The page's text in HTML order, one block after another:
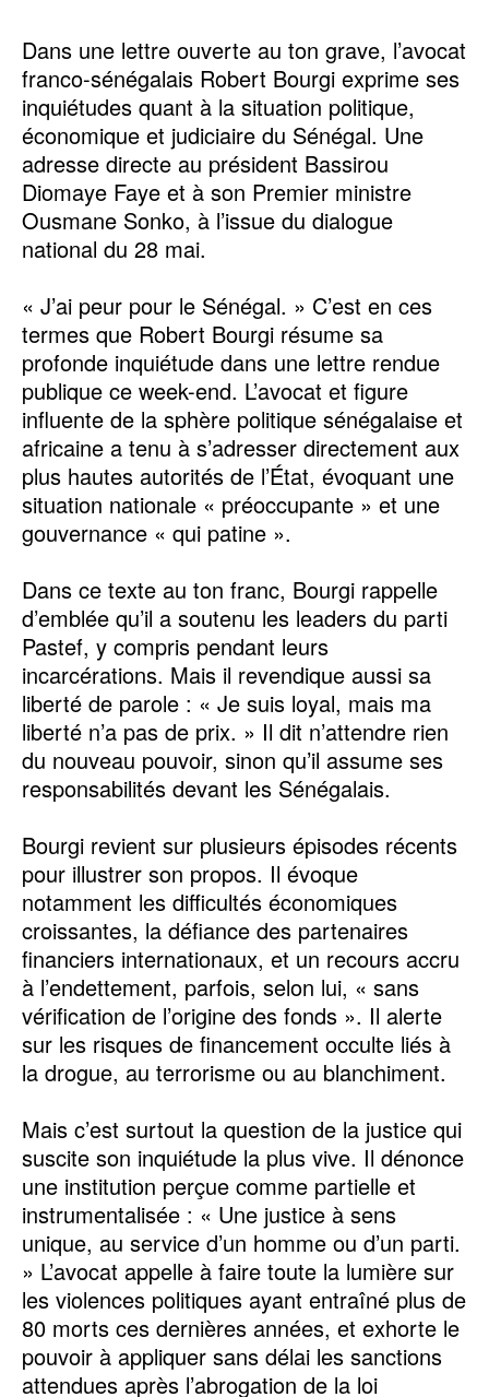
Dans une lettre ouverte au ton grave, l’avocat
franco-sénégalais Robert Bourgi exprime ses
inquiétudes quant à la situation politique,
économique et judiciaire du Sénégal. Une
adresse directe au président Bassirou
Diomaye Faye et à son Premier ministre
Ousmane Sonko, à l’issue du dialogue
national du 28 mai.
« J’ai peur pour le Sénégal. » C’est en ces
termes que Robert Bourgi résume sa
profonde inquiétude dans une lettre rendue
publique ce week-end. L’avocat et figure
influente de la sphère politique sénégalaise et
africaine a tenu à s’adresser directement aux
plus hautes autorités de l’État, évoquant une
situation nationale « préoccupante » et une
gouvernance « qui patine ».
Dans ce texte au ton franc, Bourgi rappelle
d’emblée qu’il a soutenu les leaders du parti
Pastef, y compris pendant leurs
incarcérations. Mais il revendique aussi sa
liberté de parole : « Je suis loyal, mais ma
liberté n’a pas de prix. » Il dit n’attendre rien
du nouveau pouvoir, sinon qu’il assume ses
responsabilités devant les Sénégalais.
Bourgi revient sur plusieurs épisodes récents
pour illustrer son propos. Il évoque
notamment les difficultés économiques
croissantes, la défiance des partenaires
financiers internationaux, et un recours accru
à l’endettement, parfois, selon lui, « sans
vérification de l’origine des fonds ». Il alerte
sur les risques de financement occulte liés à
la drogue, au terrorisme ou au blanchiment.
Mais c’est surtout la question de la justice qui
suscite son inquiétude la plus vive. Il dénonce
une institution perçue comme partielle et
instrumentalisée : « Une justice à sens
unique, au service d’un homme ou d’un parti.
» L’avocat appelle à faire toute la lumière sur
les violences politiques ayant entraîné plus de
80 morts ces dernières années, et exhorte le
pouvoir à appliquer sans délai les sanctions
attendues après l’abrogation de la loi